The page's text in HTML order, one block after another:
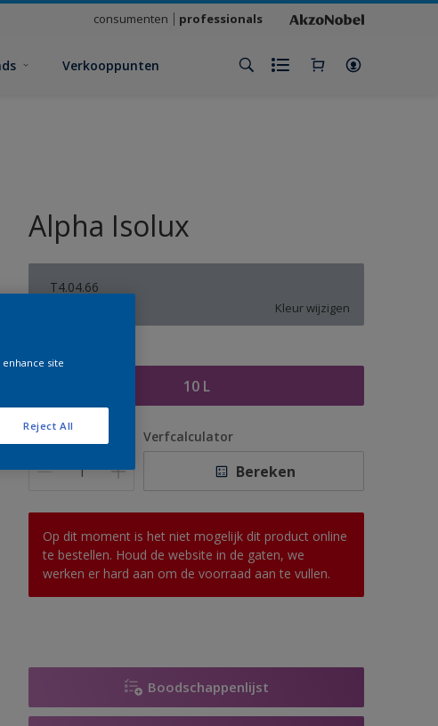
consumenten professionals
Verkooppunten
Alpha Isolux
T4.04.66
Kleur wijzigen
Grootte
10 L
Aantal Verfcalculator
Bereken
Op dit moment is het niet mogelijk dit product online
te bestellen. Houd de website in de gaten, we
werken er hard aan om de voorraad aan te vullen.
Boodschappenlijst
site
Reject All